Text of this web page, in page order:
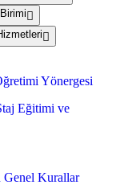
Yönergesi
Eğitimi ve
Genel Kurallar